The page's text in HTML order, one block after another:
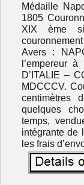
Médaille
1805
XIX ème
Avers :
l’empereur
D’ITALIE –
MDCCCV.
centimètres
quelques
temps,
intégrante de
les frais